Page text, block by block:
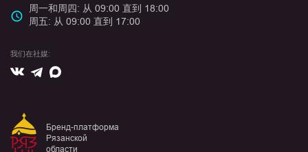
周一和周四: 从 09:00 直到 18:00
周五: 从 09:00 直到 17:00
我们在社媒:
Вконтакте
Telegram
Max
Бренд-платформа
Рязанской
области